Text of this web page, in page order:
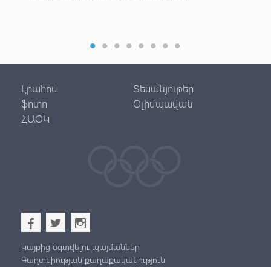
Լրահոս
Տեսանյութեր
ֆոտո
Օլիմպավան
ՀԱՕԿ
b a x
Կայքից օգտվելու պայմաններ
Գաղտնիության քաղաքականություն